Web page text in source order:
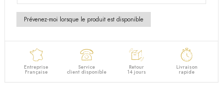
Entreprise
Française
Service
client disponible
Retour
14 jours
Livraison
rapide